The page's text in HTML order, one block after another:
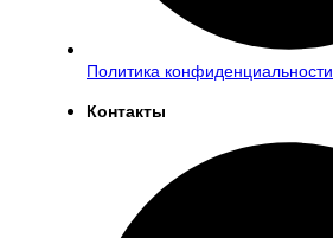
Политика конфиденциальности
Контакты